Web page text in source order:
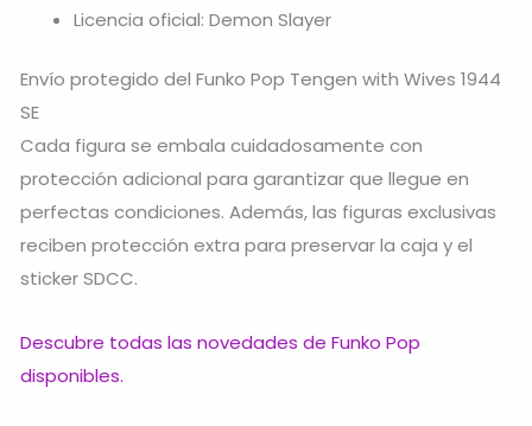
Licencia oficial: Demon Slayer
Envío protegido del Funko Pop Tengen with Wives 1944
SE
Cada figura se embala cuidadosamente con
protección adicional para garantizar que llegue en
perfectas condiciones. Además, las figuras exclusivas
reciben protección extra para preservar la caja y el
sticker SDCC.
Descubre todas las novedades de Funko Pop
disponibles.